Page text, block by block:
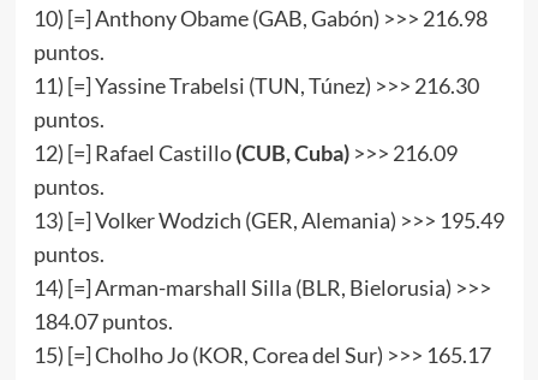
10) [=] Anthony Obame (GAB, Gabón) >>> 216.98
puntos.
11) [=] Yassine Trabelsi (TUN, Túnez) >>> 216.30
puntos.
12) [=] Rafael Castillo(CUB, Cuba)>>> 216.09
puntos.
13) [=] Volker Wodzich (GER, Alemania) >>> 195.49
puntos.
14) [=] Arman-marshall Silla (BLR, Bielorusia) >>>
184.07 puntos.
15) [=] Cholho Jo (KOR, Corea del Sur) >>> 165.17